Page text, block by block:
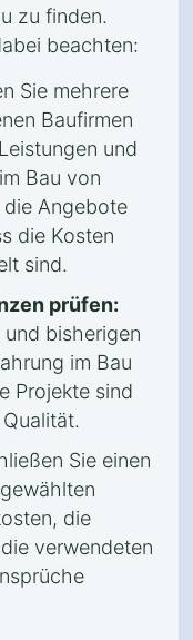
zu finden.
beachten:
Sie mehrere
Baufirmen
und
Bau von
die Angebote
die Kosten
sind.
prüfen:
und bisherigen
im Bau
Projekte sind
Sie einen
die
verwendeten